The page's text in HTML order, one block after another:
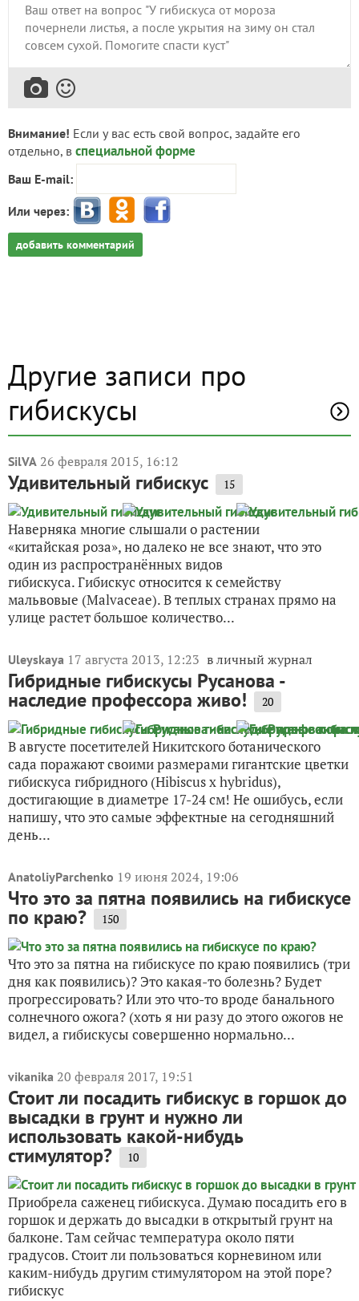
Внимание! Если у вас есть свой вопрос, задайте его
отдельно, в специальной форме
Ваш E-mail:
Или через:
добавить комментарий
Другие записи про
гибискусы
SilVA 26 февраля 2015, 16:12
Удивительный гибискус 15
Наверняка многие слышали о растении
«китайская роза», но далеко не все знают, что это
один из распространённых видов
гибискуса. Гибискус относится к семейству
мальвовые (Malvaceae). В теплых странах прямо на
улице растет большое количество...
Uleyskaya 17 августа 2013, 12:23 в личный журнал
Гибридные гибискусы Русанова -
наследие профессора живо! 20
В августе посетителей Никитского ботанического
сада поражают своими размерами гигантские цветки
гибискуса гибридного (Hibiscus x hybridus),
достигающие в диаметре 17-24 см! Не ошибусь, если
напишу, что это самые эффектные на сегодняшний
день...
AnatoliyParchenko 19 июня 2024, 19:06
Что это за пятна появились на гибискусе
по краю? 150
Что это за пятна на гибискусе по краю появились (три
дня как появились)? Это какая-то болезнь? Будет
прогрессировать? Или это что-то вроде банального
солнечного ожога? (хоть я ни разу до этого ожогов не
видел, а гибискусы совершенно нормально...
vikanika 20 февраля 2017, 19:51
Стоит ли посадить гибискус в горшок до
высадки в грунт и нужно ли
использовать какой-нибудь
стимулятор? 10
Приобрела саженец гибискуса. Думаю посадить его в
горшок и держать до высадки в открытый грунт на
балконе. Там сейчас температура около пяти
градусов. Стоит ли пользоваться корневином или
каким-нибудь другим стимулятором на этой поре?
гибискус